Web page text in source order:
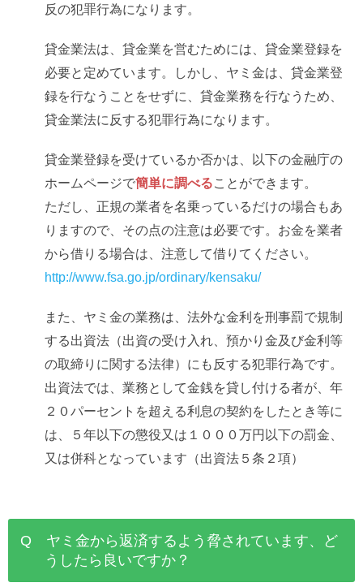
反の犯罪行為になります。
貸金業法は、貸金業を営むためには、貸金業登録を
必要と定めています。しかし、ヤミ金は、貸金業登
録を行なうことをせずに、貸金業務を行なうため、
貸金業法に反する犯罪行為になります。
貸金業登録を受けているか否かは、以下の金融庁の
ホームページで簡単に調べることができます。
ただし、正規の業者を名乗っているだけの場合もあ
りますので、その点の注意は必要です。お金を業者
から借りる場合は、注意して借りてください。
http://www.fsa.go.jp/ordinary/kensaku/
また、ヤミ金の業務は、法外な金利を刑事罰で規制
する出資法（出資の受け入れ、預かり金及び金利等
の取締りに関する法律）にも反する犯罪行為です。
出資法では、業務として金銭を貸し付ける者が、年
２０パーセントを超える利息の契約をしたとき等に
は、５年以下の懲役又は１０００万円以下の罰金、
又は併科となっています（出資法５条２項）
Q ヤミ金から返済するよう脅されています、ど
うしたら良いですか？